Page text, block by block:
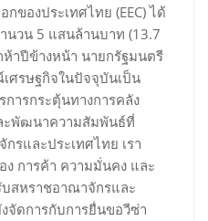
ของประเทศไทย (EEC) ได้
นวน 5 แสนล้านบาท (13.7
าปีข้างหน้า นายกรัฐมนตรี
ศรษฐกิจในปัจจุบันเป็น
การกระตุ้นทางการคลัง
ะพัฒนาความสัมพันธ์ที่
รและประเทศไทย เรา
ง การค้า ความมั่นคง และ
สหราชอาณาจักรและ
จัดการกับการยื่นขอวีซ่า